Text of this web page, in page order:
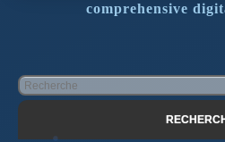
comprehensive